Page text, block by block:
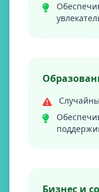
Бизнес и